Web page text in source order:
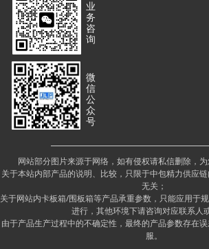
网站部分图片来源于网络，如有侵权请私信删除，
关于本站内部产品的说明、比较，只限于中包精力供应
无关；
关于网站内卡板箱/围板箱等产品承重参数，只能应用于
进行，其他环境下请咨询对应联系人
由于产品生产过程中的不确定性，最终的产品参数存在
服。
微
信
公
众
号
业
务
咨
询